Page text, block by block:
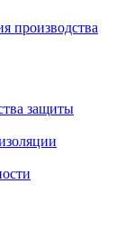
производства
защиты